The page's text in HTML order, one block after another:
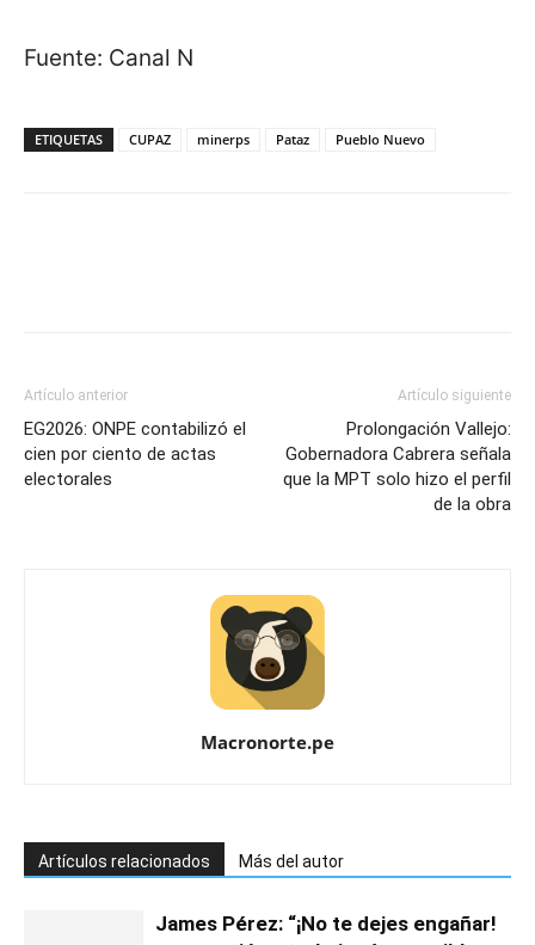
Fuente: Canal N
ETIQUETAS CUPAZ minerps Pataz Pueblo Nuevo
Artículo anterior
EG2026: ONPE contabilizó el
cien por ciento de actas
electorales
Artículo siguiente
Prolongación Vallejo:
Gobernadora Cabrera señala
que la MPT solo hizo el perfil
de la obra
Macronorte.pe
Artículos relacionados Más del autor
James Pérez: “¡No te dejes engañar!